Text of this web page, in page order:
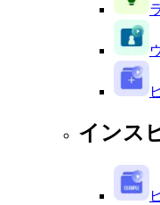
インス